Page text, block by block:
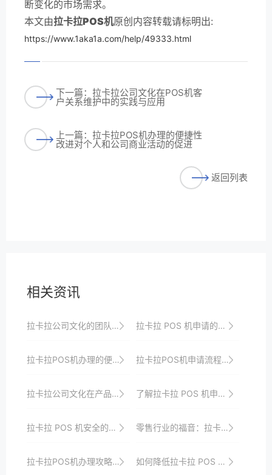
断变化的市场需求。
本文由拉卡拉POS机原创内容转载请标明出:
https://www.1aka1a.com/help/49333.html
下一篇：拉卡拉公司文化在POS机客
户关系维护中的实践与应用
上一篇：拉卡拉POS机办理的便捷性
改进对个人和公司商业活动的促进
返回列表
相关资讯
拉卡拉公司文化的团队建设 拉卡拉 POS 机申请的工作原理解析
拉卡拉POS机办理的便捷性改进对个人和公司商业活动的促进 拉卡拉POS机申请流程中的客户服务与支持
拉卡拉公司文化在产品中的体现 了解拉卡拉 POS 机申请的基本要求
拉卡拉 POS 机安全的用户教育 零售行业的福音：拉卡拉POS机助力销售升级
拉卡拉POS机办理攻略：轻松应对支付挑战 如何降低拉卡拉 POS 机费率